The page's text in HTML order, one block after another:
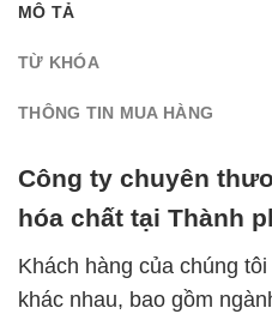
MÔ TẢ
TỪ KHÓA
THÔNG TIN MUA HÀNG
Công ty chuyên
hóa chất tại Thành
Khách hàng của chúng
khác nhau, bao gồm